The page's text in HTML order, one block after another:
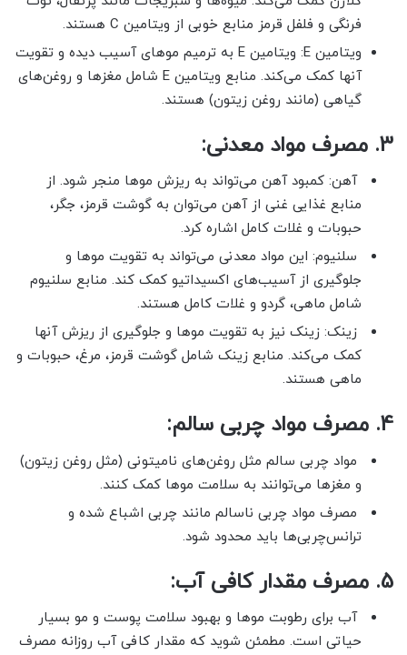
فرنگی و فلفل قرمز منابع خوبی از ویتامین C هستند.
ویتامین E: ویتامین E به ترمیم موهای آسیب دیده و تقویت
آنها کمک می‌کند. منابع ویتامین E شامل مغزها و روغن‌های
گیاهی (مانند روغن زیتون) هستند.
3. مصرف مواد معدنی:
آهن: کمبود آهن می‌تواند به ریزش موها منجر شود. از
منابع غذایی غنی از آهن می‌توان به گوشت قرمز، جگر،
حبوبات و غلات کامل اشاره کرد.
سلنیوم: این مواد معدنی می‌تواند به تقویت موها و
جلوگیری از آسیب‌های اکسیداتیو کمک کند. منابع سلنیوم
شامل ماهی، گردو و غلات کامل هستند.
زینک: زینک نیز به تقویت موها و جلوگیری از ریزش آنها
کمک می‌کند. منابع زینک شامل گوشت قرمز، مرغ، حبوبات و
ماهی هستند.
4. مصرف مواد چربی سالم:
مواد چربی سالم مثل روغن‌های نامیتونی (مثل روغن زیتون)
و مغزها می‌توانند به سلامت موها کمک کنند.
مصرف مواد چربی ناسالم مانند چربی اشباع شده و
ترانس‌چربی‌ها باید محدود شود.
5. مصرف مقدار کافی آب:
آب برای رطوبت موها و بهبود سلامت پوست و مو بسیار
حیاتی است. مطمئن شوید که مقدار کافی آب روزانه مصرف